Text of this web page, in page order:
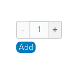
Add